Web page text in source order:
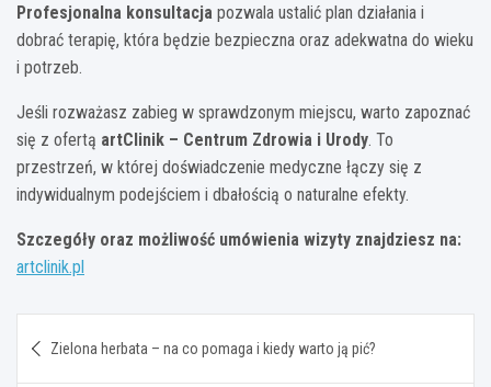
Profesjonalna konsultacja pozwala ustalić plan działania i
dobrać terapię, która będzie bezpieczna oraz adekwatna do wieku
i potrzeb.
Jeśli rozważasz zabieg w sprawdzonym miejscu, warto zapoznać
się z ofertą artClinik – Centrum Zdrowia i Urody. To
przestrzeń, w której doświadczenie medyczne łączy się z
indywidualnym podejściem i dbałością o naturalne efekty.
Szczegóły oraz możliwość umówienia wizyty znajdziesz na:
artclinik.pl
wpisu
Zielona herbata – na co pomaga i kiedy warto ją pić?